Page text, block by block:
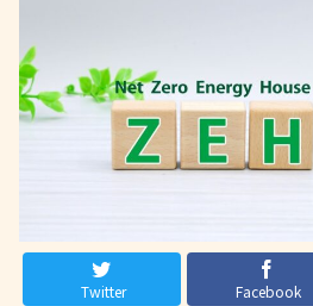
Twitter Facebook